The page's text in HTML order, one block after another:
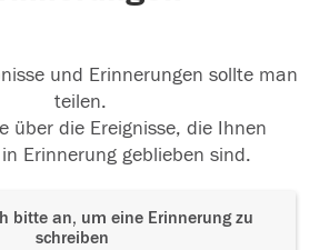
und Erinnerungen sollte man
teilen.
über die Ereignisse, die Ihnen
Erinnerung geblieben sind.
bitte an, um eine Erinnerung zu
schreiben